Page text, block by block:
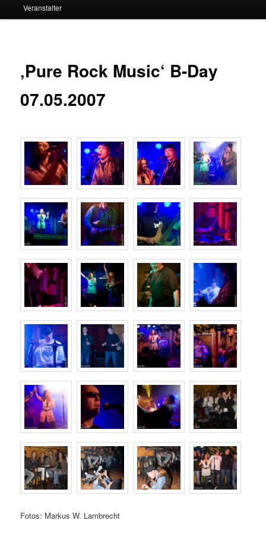
Veranstalter
‚Pure Rock Music‘ B-Day
07.05.2007
Fotos: Markus W. Lambrecht